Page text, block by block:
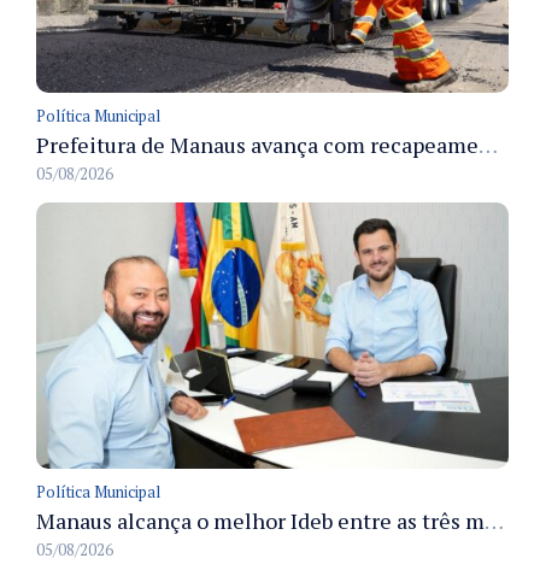
Política Municipal
Prefeitura de Manaus avança com recapeamento no Parque Rio Solimões e cobre cerca de 30 ruas
05/08/2026
Política Municipal
Manaus alcança o melhor Ideb entre as três maiores redes municipais do país em 2025 com avanço na aprendizagem
05/08/2026